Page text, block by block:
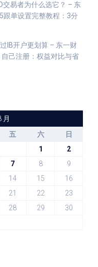
交易者为什么选它？ – 东
跟单设置完整教程：3分
IB开户更划算 – 东一财
自己注册：权益对比与省
月
五 六
日
1
2
7 8
9
14 15
16
21 22
23
28 29
30